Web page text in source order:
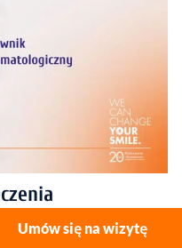
Umów się na wizytę